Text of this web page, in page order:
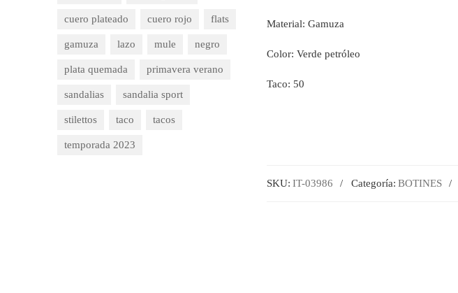
Material: Gamuza
Color: Verde petróleo
Taco: 50
SKU: IT-03986 Categoría: BOTINES
cuero plateado cuero rojo flats
gamuza lazo mule negro
plata quemada primavera verano
sandalias sandalia sport
stilettos taco tacos
temporada 2023